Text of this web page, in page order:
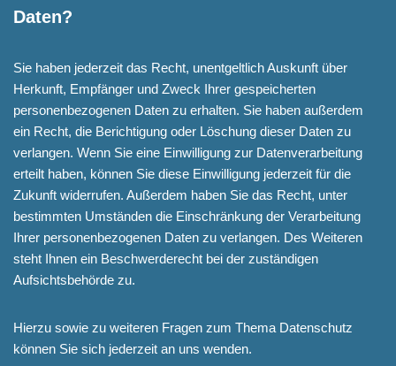
Daten?
Sie haben jederzeit das Recht, unentgeltlich Auskunft über
Herkunft, Empfänger und Zweck Ihrer gespeicherten
personenbezogenen Daten zu erhalten. Sie haben außerdem
ein Recht, die Berichtigung oder Löschung dieser Daten zu
verlangen. Wenn Sie eine Einwilligung zur Datenverarbeitung
erteilt haben, können Sie diese Einwilligung jederzeit für die
Zukunft widerrufen. Außerdem haben Sie das Recht, unter
bestimmten Umständen die Einschränkung der Verarbeitung
Ihrer personenbezogenen Daten zu verlangen. Des Weiteren
steht Ihnen ein Beschwerderecht bei der zuständigen
Aufsichtsbehörde zu.
Hierzu sowie zu weiteren Fragen zum Thema Datenschutz
können Sie sich jederzeit an uns wenden.